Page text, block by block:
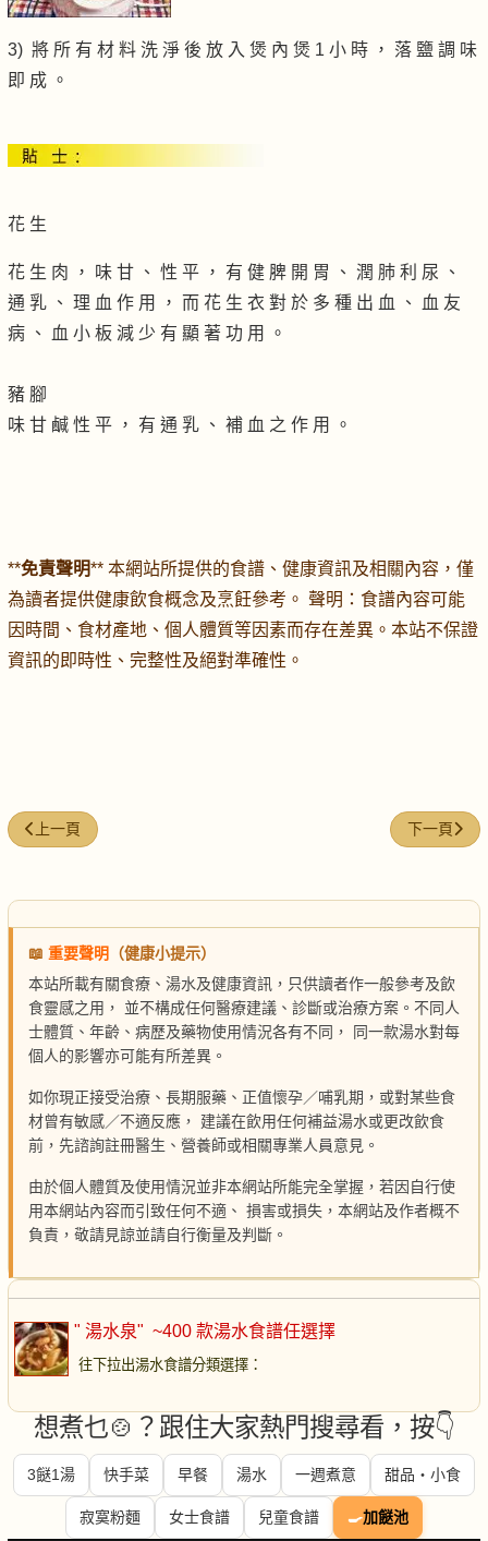
3) 將 所 有 材 料 洗 淨 後 放 入 煲 內 煲 1 小 時 ， 落 鹽 調 味
即 成 。
花 生
花 生 肉 ， 味 甘 、 性 平 ， 有 健 脾 開 胃 、 潤 肺 利 尿 、
通 乳 、 理 血 作 用 ， 而 花 生 衣 對 於 多 種 出 血 、 血 友
病 、 血 小 板 減 少 有 顯 著 功 用 。
豬 腳
味 甘 鹹 性 平 ， 有 通 乳 、 補 血 之 作 用 。
**免責聲明** 本網站所提供的食譜、健康資訊及相關內容，僅
為讀者提供健康飲食概念及烹飪參考。 聲明：食譜內容可能
因時間、食材產地、個人體質等因素而存在差異。本站不保證
資訊的即時性、完整性及絕對準確性。
上一篇文章: 蓮鬚豬尾湯
上一頁 下一篇文章
下一頁
📖 重要聲明
（健康小提示）
本站所載有關食療、湯水及健康資訊，只供讀者作一般參考及飲
食靈感之用， 並不構成任何醫療建議、診斷或治療方案。不同人
士體質、年齡、病歷及藥物使用情況各有不同， 同一款湯水對每
個人的影響亦可能有所差異。
如你現正接受治療、長期服藥、正值懷孕／哺乳期，或對某些食
材曾有敏感／不適反應， 建議在飲用任何補益湯水或更改飲食
前，先諮詢註冊醫生、營養師或相關專業人員意見。
由於個人體質及使用情況並非本網站所能完全掌握，若因自行使
用本網站內容而引致任何不適、 損害或損失，本網站及作者概不
負責，敬請見諒並請自行衡量及判斷。
" 湯水泉" ~400 款湯水食譜任選擇
往下拉出湯水食譜分類選擇 ：
想煮乜🍲？跟住大家熱門搜尋看，按👇
3餸1湯 快手菜 早餐 湯水 一週煮意 甜品・小食
寂寞粉麵 女士食譜 兒童食譜 🍳加餸池